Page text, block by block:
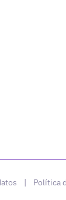
| Política